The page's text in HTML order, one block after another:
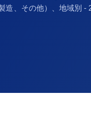
造、その他）、地域別 -